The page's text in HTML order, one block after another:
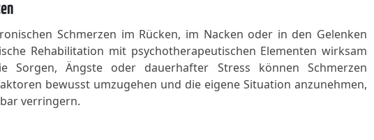
Schmerzen im Rücken, im Nacken oder in den Gelenken
Rehabilitation mit psychotherapeutischen Elementen wirksam
Sorgen, Ängste oder dauerhafter Stress können Schmerzen
bewusst umzugehen und die eigene Situation anzunehmen,
verringern.